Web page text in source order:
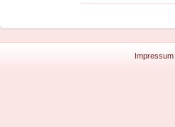
Impressum